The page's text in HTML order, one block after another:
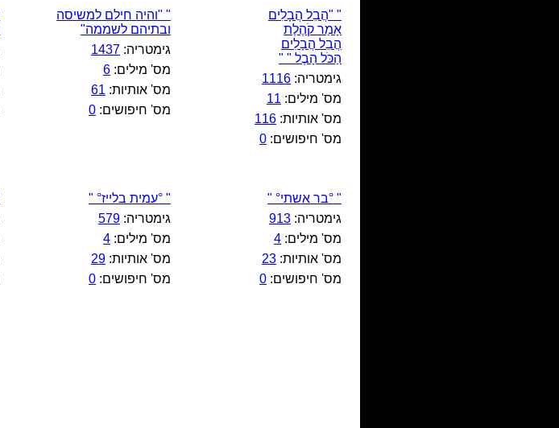
" "הֲבֵל הֲבָלִים
אָמַר קֹהֶלֶת
הֲבֵל הֲבָלִים
הַכֹּל הָבֶל " "
גימטריה: 1116
מס' מילים: 11
מס' אותיות: 116
מס' חיפושים: 0
" "והיה חילם למשיסה
ובתיהם לשממה"
גימטריה: 1437
מס' מילים: 6
מס' אותיות: 61
מס' חיפושים: 0
" °בר אשתי° "
גימטריה: 913
מס' מילים: 4
מס' אותיות: 23
מס' חיפושים: 0
" °עמית בלייז° "
גימטריה: 579
מס' מילים: 4
מס' אותיות: 29
מס' חיפושים: 0